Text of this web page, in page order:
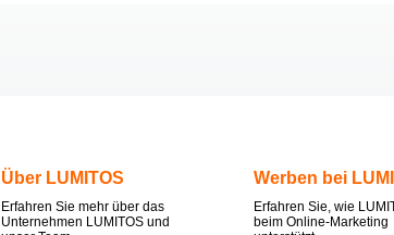
Über LUMITOS
Erfahren Sie mehr über das
Unternehmen LUMITOS und
Werben bei
Erfahren Sie, wie
beim Online-Marketing